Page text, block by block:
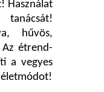
Használat
hűvös,
étrend-
a vegyes
életmódot!